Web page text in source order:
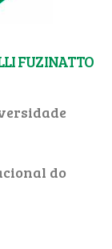
FUZINATTO
do